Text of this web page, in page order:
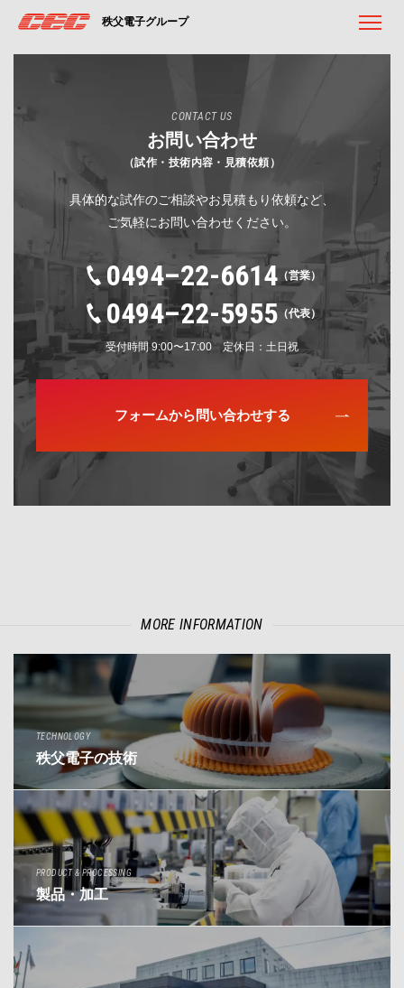
秩父電子グループ
CONTACT US
お問い合わせ
（試作・技術内容・見積依頼）
具体的な試作のご相談やお見積もり依頼など、
ご気軽にお問い合わせください。
0494–22-6614 （営業）
0494–22-5955 （代表）
受付時間 9:00〜17:00 定休日：土日祝
フォームから問い合わせする
MORE INFORMATION
TECHNOLOGY
秩父電子の技術
PRODUCT & PROCESSING
製品・加工